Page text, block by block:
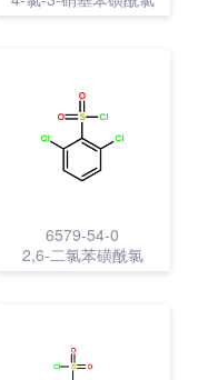
6579-54-0
2,6-二氯苯磺酰氯